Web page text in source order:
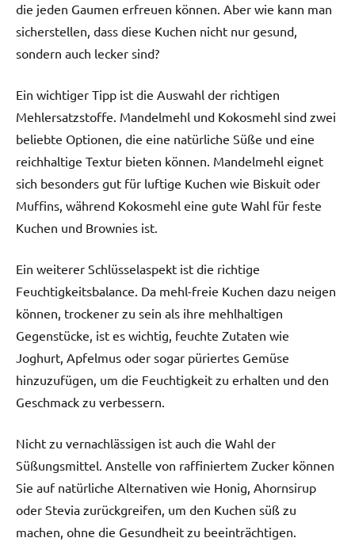
die jeden Gaumen erfreuen können. Aber wie kann man
sicherstellen, dass diese Kuchen nicht nur gesund,
sondern auch lecker sind?
Ein wichtiger Tipp ist die Auswahl der richtigen
Mehlersatzstoffe. Mandelmehl und Kokosmehl sind zwei
beliebte Optionen, die eine natürliche Süße und eine
reichhaltige Textur bieten können. Mandelmehl eignet
sich besonders gut für luftige Kuchen wie Biskuit oder
Muffins, während Kokosmehl eine gute Wahl für feste
Kuchen und Brownies ist.
Ein weiterer Schlüsselaspekt ist die richtige
Feuchtigkeitsbalance. Da mehl-freie Kuchen dazu neigen
können, trockener zu sein als ihre mehlhaltigen
Gegenstücke, ist es wichtig, feuchte Zutaten wie
Joghurt, Apfelmus oder sogar püriertes Gemüse
hinzuzufügen, um die Feuchtigkeit zu erhalten und den
Geschmack zu verbessern.
Nicht zu vernachlässigen ist auch die Wahl der
Süßungsmittel. Anstelle von raffiniertem Zucker können
Sie auf natürliche Alternativen wie Honig, Ahornsirup
oder Stevia zurückgreifen, um den Kuchen süß zu
machen, ohne die Gesundheit zu beeinträchtigen.